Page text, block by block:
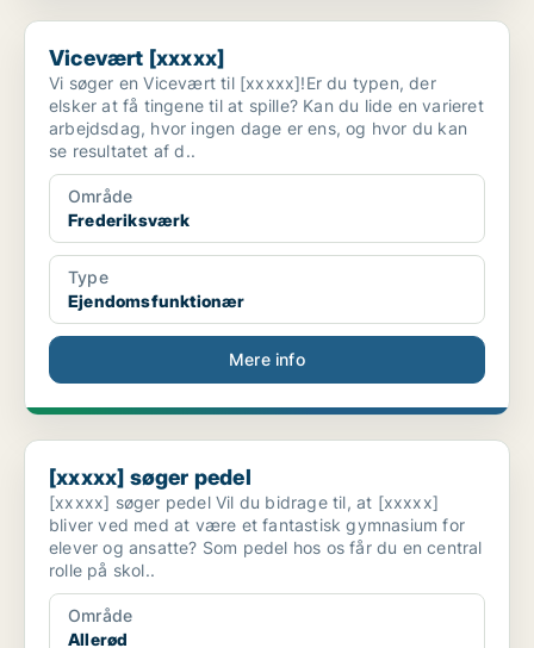
Vicevært [xxxxx]
Vicevært [xxxxx]
Vi søger en Vicevært til [xxxxx]!Er du typen, der
elsker at få tingene til at spille? Kan du lide en varieret
arbejdsdag, hvor ingen dage er ens, og hvor du kan
se resultatet af d..
Område
Frederiksværk
Type
Ejendomsfunktionær
Mere info
[xxxxx] søger pedel
[xxxxx] søger pedel
[xxxxx] søger pedel Vil du bidrage til, at [xxxxx]
bliver ved med at være et fantastisk gymnasium for
elever og ansatte? Som pedel hos os får du en central
rolle på skol..
Område
Allerød